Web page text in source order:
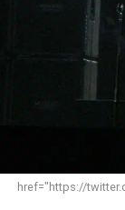
href="https://